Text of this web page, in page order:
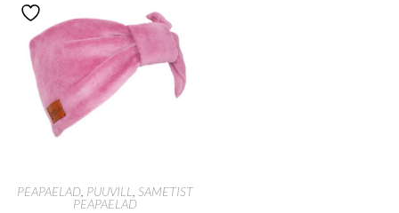
PEAPAELAD PUUVILL ,SAMETIST
PEAPAELAD